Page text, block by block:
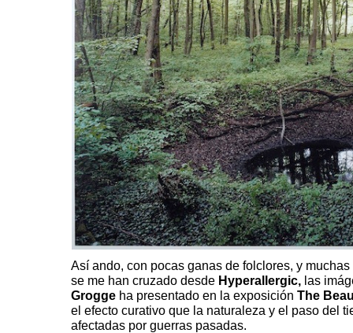
Así ando, con pocas ganas de folclores, y
se me han cruzado desde Hyperallergic, las
Grogge ha presentado en la exposición The
el efecto curativo que la naturaleza y el paso del
afectadas por guerras pasadas.